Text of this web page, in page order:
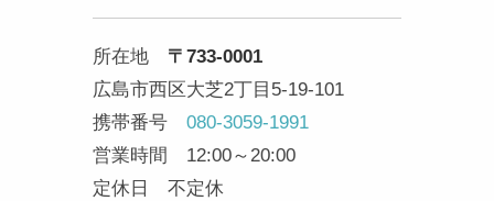
所在地 〒733-0001
広島市西区大芝2丁目5-19-101
携帯番号 080-3059-1991
営業時間 12:00～20:00
定休日 不定休